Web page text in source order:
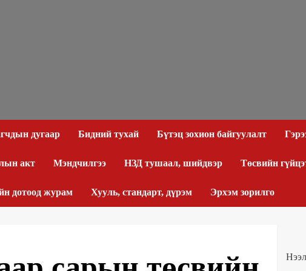
дугаар Бидний тухай Бүтэц зохион байгуулалт
акт Мэндчилгээ НЗД тушаал, шийдвэр Төсвийн
дотоод журам Хууль, стандарт, дүрэм Эрхэм зорилго